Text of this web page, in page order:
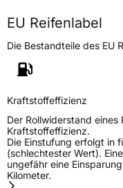
Höchstlast775 kg
Generelle Merkmale
Fahrzeugtyp
Verwendung
ModellnameRP 420
FahrzeugartPKW & SUV
Weitere Eigenschaften
EU Reifenlabel
Die Bestandteile des EU
Kraftstoffeffizienz
Der Rollwiderstand
Kraftstoffeffizienz.
Die Einstufung erfolgt in
(schlechtester Wert).
ungefähr eine
Kilometer.